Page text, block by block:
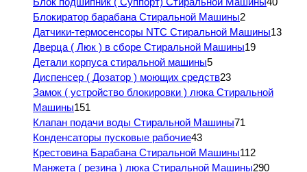
Блокиратор барабана Стиральной Машины2
Датчики-термосенсоры NTC Стиральной Машины13
Дверца ( Люк ) в сборе Стиральной Машины19
Детали корпуса стиральной машины5
Диспенсер ( Дозатор ) моющих средств23
Замок ( устройство блокировки ) люка Стиральной
Машины151
Клапан подачи воды Стиральной Машины71
Конденсаторы пусковые рабочие43
Крестовина Барабана Стиральной Машины112
Манжета ( резина ) люка Стиральной Машины290